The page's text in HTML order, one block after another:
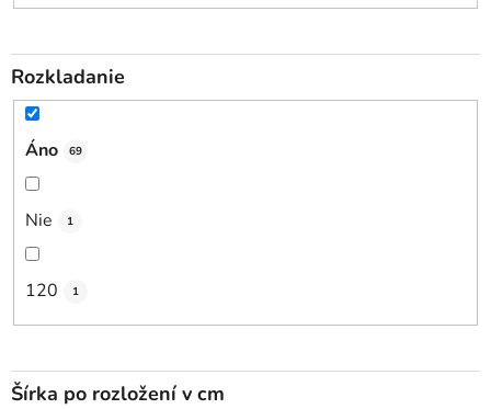
o
v
Rozkladanie
Áno 69
Nie 1
120 1
Šírka po rozložení v cm